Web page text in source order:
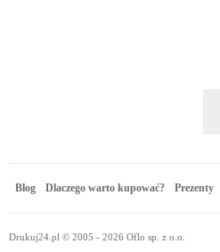
Blog Dlaczego warto kupować? Prezenty
Drukuj24.pl © 2005 - 2026 Oflo sp. z o.o.